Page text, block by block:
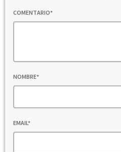
COMENTARIO*
NOMBRE*
EMAIL*